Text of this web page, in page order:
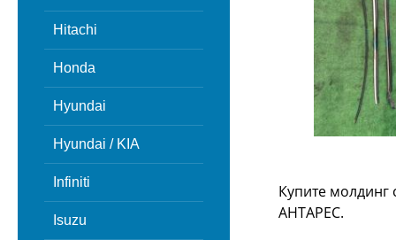
Hitachi
Honda
Hyundai
Hyundai / KIA
Infiniti
Isuzu
Купите молдинг
АНТАРЕС.